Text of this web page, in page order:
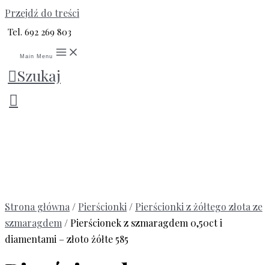
Przejdź do treści
Tel. 692 269 803
Main Menu
Szukaj
Strona główna / Pierścionki / Pierścionki z żółtego złota ze
szmaragdem / Pierścionek z szmaragdem 0,50ct i
diamentami – złoto żółte 585